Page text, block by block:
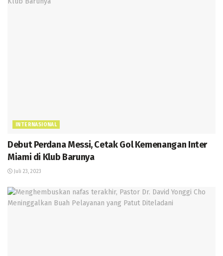
INTERNASIONAL
Debut Perdana Messi, Cetak Gol Kemenangan Inter
Miami di Klub Barunya
Juli 23, 2023